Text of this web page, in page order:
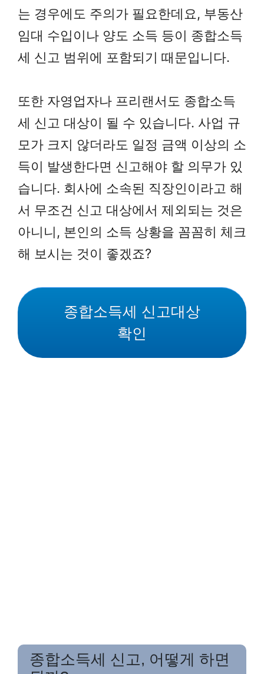
는 경우에도 주의가 필요한데요, 부동산
임대 수입이나 양도 소득 등이 종합소득
세 신고 범위에 포함되기 때문입니다.
또한 자영업자나 프리랜서도 종합소득
세 신고 대상이 될 수 있습니다. 사업 규
모가 크지 않더라도 일정 금액 이상의 소
득이 발생한다면 신고해야 할 의무가 있
습니다. 회사에 소속된 직장인이라고 해
서 무조건 신고 대상에서 제외되는 것은
아니니, 본인의 소득 상황을 꼼꼼히 체크
해 보시는 것이 좋겠죠?
종합소득세 신고대상
확인
종합소득세 신고, 어떻게 하면